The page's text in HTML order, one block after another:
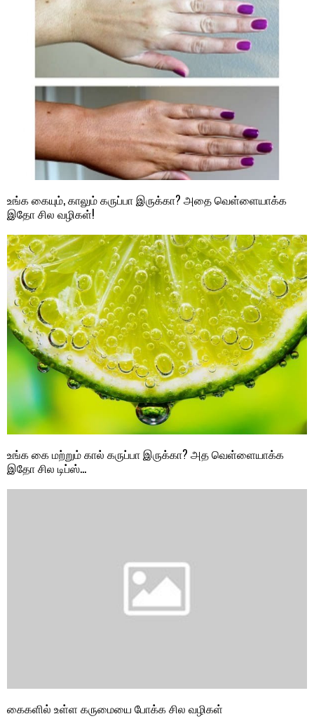
உங்க கையும், காலும் கருப்பா இருக்கா? அதை வெள்ளையாக்க
இதோ சில வழிகள்!
உங்க கை மற்றும் கால் கருப்பா இருக்கா? அத வெள்ளையாக்க
இதோ சில டிப்ஸ்…
கைகளில் உள்ள கருமையை போக்க சில வழிகள்